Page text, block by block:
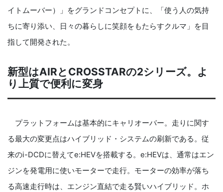
イトムーバー）」をグランドコンセプトに、「使う人の気持
ちに寄り添い、日々の暮らしに笑顔をもたらすクルマ」を目
指して開発された。
新型はAIRとCROSSTARの2シリーズ。よ
り上質で便利に変身
プラットフォームは基本的にキャリオーバー。走りに関す
る最大の変更点はハイブリッド・システムの刷新である。従
来のi-DCDに替えてe:HEVを搭載する。e:HEVは、通常はエン
ジンを発電用に使いモーターで走行。モーターの効率が落ち
る高速走行時は、エンジン直結で走る賢いハイブリッド。ホ